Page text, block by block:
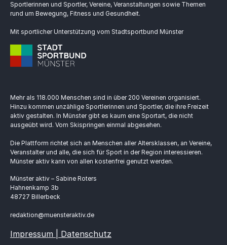
Sportlerinnen und Sportler, Vereine, Veranstaltungen sowie Themen
rund um Bewegung, Fitness und Gesundheit.
Mit sportlicher Unterstützung vom Stadtsportbund Münster
Mehr als 118.000 Menschen sind in über 200 Vereinen organisiert.
Hinzu kommen unzählige Sportlerinnen und Sportler, die ihre Freizeit
aktiv gestalten. In Münster gibt es kaum eine Sportart, die nicht
ausgeübt wird. Vom Skispringen einmal abgesehen.
Die Plattform richtet sich an Menschen aller Altersklassen, an Vereine,
Veranstalter und alle, die sich für Sport in der Region interessieren.
Münster aktiv kann von allen kostenfrei genutzt werden.
Münster aktiv – Sabine Roters
Hahnenkamp 3b
48727 Billerbeck
redaktion@muensteraktiv.de
Impressum | Datenschutz